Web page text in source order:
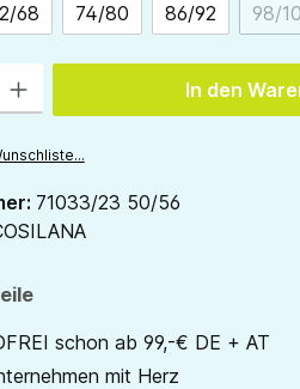
68 74/80 86/92 98/
In den
71033/23 50/56
schon ab 99,-€ DE + AT
mit Herz